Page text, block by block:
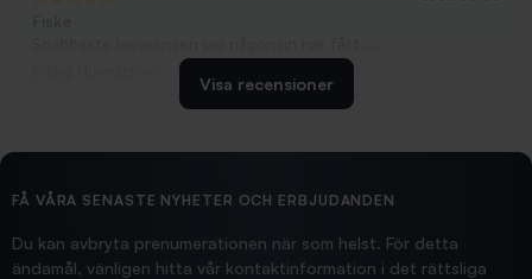
2026/02/19
Hittade exakt vad jag behövde. Snabb och bra...
Visa recensioner
FÅ VÅRA SENASTE NYHETER OCH ERBJUDANDEN
Du kan avbryta prenumerationen när som helst. För detta
ändamål, vänligen hitta vår kontaktinformation i det rättsliga